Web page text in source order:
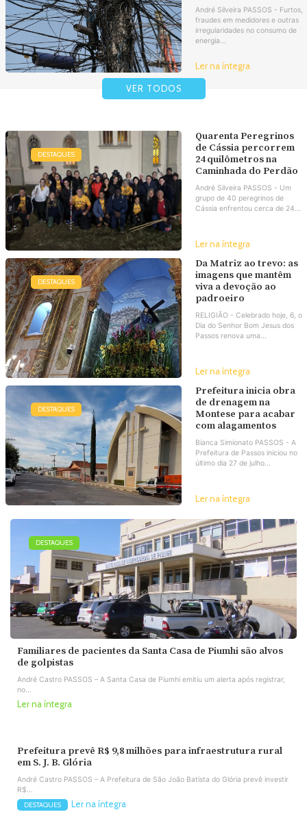
André Silveira PASSOS - Furtos,
fraudes em medidores e outras
irregularidades no consumo de
energia...
Ler na íntegra
VER TODOS
DESTAQUES
Quarenta Peregrinos
de Cássia percorrem
24 quilômetros na
Caminhada do Perdão
André Silveira PASSOS - Um
grupo de 40 peregrinos de
Cássia enfrentou cerca de 24...
Ler na íntegra
DESTAQUES
Da Matriz ao trevo: as
imagens que mantêm
viva a devoção ao
padroeiro
RELIGIÃO - Celebrado hoje, 6, o
Dia do Senhor Bom Jesus dos
Passos renova uma...
Ler na íntegra
DESTAQUES
Prefeitura inicia obra
de drenagem na
Montese para acabar
com alagamentos
Bianca Simionato PASSOS - A
Prefeitura de Passos iniciou no
último dia 27 de julho...
Ler na íntegra
DESTAQUES
Familiares de pacientes da Santa Casa de Piumhi são alvos
de golpistas
André Castro PASSOS – A Santa Casa de Piumhi emitiu um alerta após registrar,
no...
Ler na íntegra
Prefeitura prevê R$ 9,8 milhões para infraestrutura rural
em S. J. B. Glória
André Castro PASSOS – A Prefeitura de São João Batista do Glória prevê investir
R$...
DESTAQUES Ler na íntegra